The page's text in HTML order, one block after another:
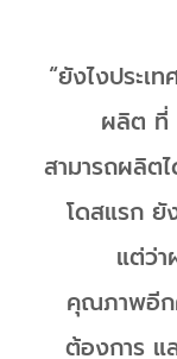
“ยังไงประเ
ผลิต ที่
สามารถผลิต
โดสแรก ยั
แต่ว่
คุณภาพอีก
ต้องการ แ